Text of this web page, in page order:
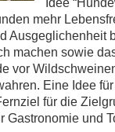
mehr
Ausgeglichenheit
machen sowie
vor
Eine Idee
für die
Gastronomie und